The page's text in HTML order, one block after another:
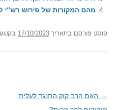
מהם המקורות של פירוש רש"י
פוסט פורסם בתאריך 17/10/2023
ניווט
→ האם הרב קוק התנגד לעלית